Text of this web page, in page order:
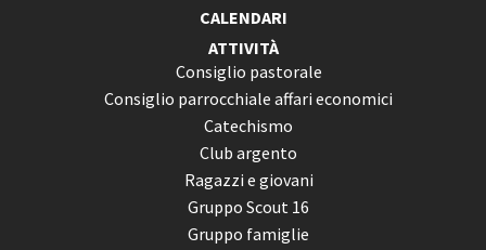
CALENDARI
ATTIVITÀ
Consiglio pastorale
Consiglio parrocchiale affari economici
Catechismo
Club argento
Ragazzi e giovani
Gruppo Scout 16
Gruppo famiglie